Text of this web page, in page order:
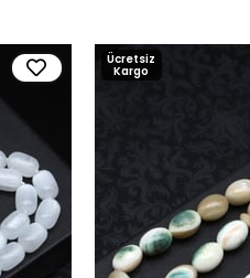
Ücretsiz
Kargo